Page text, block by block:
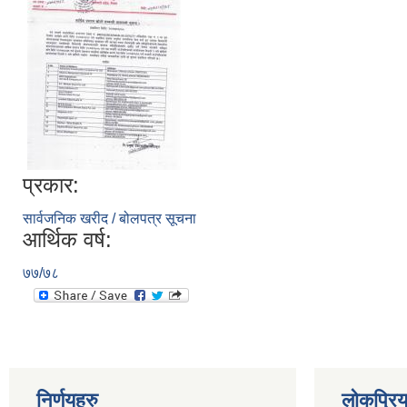
प्रकार:
सार्वजनिक खरीद / बोलपत्र सूचना
आर्थिक वर्ष:
७७/७८
निर्णयहरु लोकप्रिय